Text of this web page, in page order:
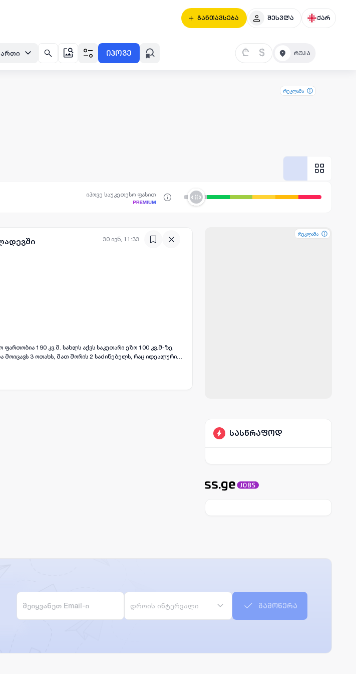
განთავსება შესვლა ქარ
იპოვე ₾ $
რეკლამა
იპოვე საუკეთესო ფასით
30 ივნ, 11:33
190 კვ.მ. სახლს აქვს საკუთარი ეზო 100 კვ.მ-ზე,
3 ოთახს, მათ შორის 2 საძინებელს, რაც იდეალურია
გარემო, სადაც თითოეული დღე იქნება განსაკუთრებული.
რეკლამა
რეკლამა
სასწრაფოდ
დროის ინტერვალი გამოწერა